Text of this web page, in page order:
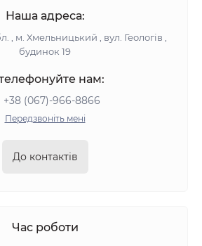
Наша адреса:
, м. Хмельницький , вул. Геологів ,
будинок 19
нам:
+38 (067)-966-8866
Передзвоніть мені
До контактів
Час роботи